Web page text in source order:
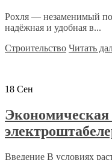
Рохля — незаменимый
надёжная и удобная в...
Строительство Читать
18 Сен
Введение В условиях